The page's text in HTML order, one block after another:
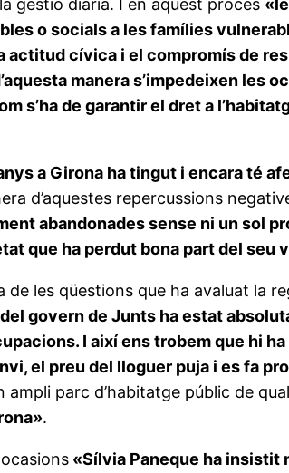
o socials a les famílies
actitud cívica i el compromís de
manera s’impedeixen les
s’ha de garantir el dret a
a Girona ha tingut i encara té
d’aquestes repercussions
abandonades sense ni un sol
que ha perdut bona part del seu
les qüestions que ha avaluat la
govern de Junts ha estat
I així ens trobem que hi
el preu del lloguer puja i es fa
parc d’habitatge públic de
.
«Sílvia Paneque ha insistit